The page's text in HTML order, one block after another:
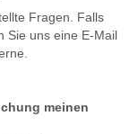
Fragen. Falls
Sie uns eine E-Mail
meinen